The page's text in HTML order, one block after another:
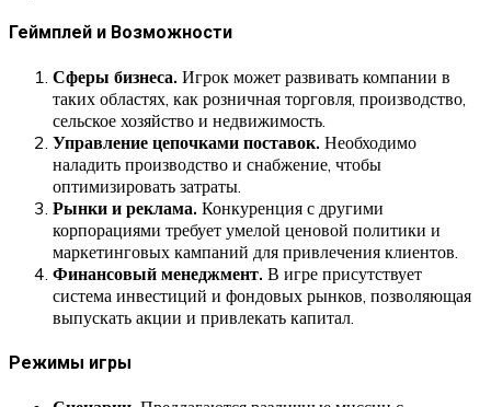
Геймплей и Возможности
Сферы бизнеса. Игрок может развивать компании в
таких областях, как розничная торговля, производство,
сельское хозяйство и недвижимость.
Управление цепочками поставок. Необходимо
наладить производство и снабжение, чтобы
оптимизировать затраты.
Рынки и реклама. Конкуренция с другими
корпорациями требует умелой ценовой политики и
маркетинговых кампаний для привлечения клиентов.
Финансовый менеджмент. В игре присутствует
система инвестиций и фондовых рынков, позволяющая
выпускать акции и привлекать капитал.
Режимы игры